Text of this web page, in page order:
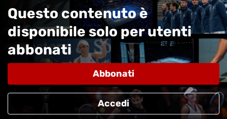
Questo contenuto è
disponibile solo per utenti
abbonati
Abbonati
Accedi